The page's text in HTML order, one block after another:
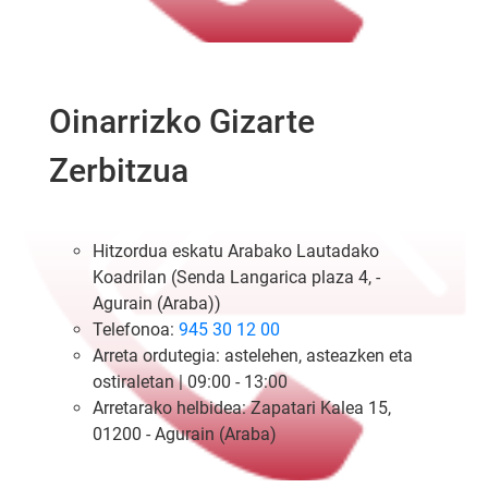
Oinarrizko Gizarte
Zerbitzua
Hitzordua eskatu Arabako Lautadako
Koadrilan (Senda Langarica plaza 4, -
Agurain (Araba))
Telefonoa: 945 30 12 00
Arreta ordutegia: astelehen, asteazken eta
ostiraletan | 09:00 - 13:00
Arretarako helbidea: Zapatari Kalea 15,
01200 - Agurain (Araba)